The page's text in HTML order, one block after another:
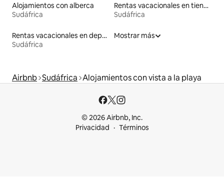
Alojamientos con alberca
Sudáfrica
Rentas vacacionales en tiendas indias
Sudáfrica
Rentas vacacionales en departamentos con cama de altura accesible
Sudáfrica
Mostrar más
Airbnb Sudáfrica Alojamientos con vista a la playa
© 2026 Airbnb, Inc.
Privacidad
Términos